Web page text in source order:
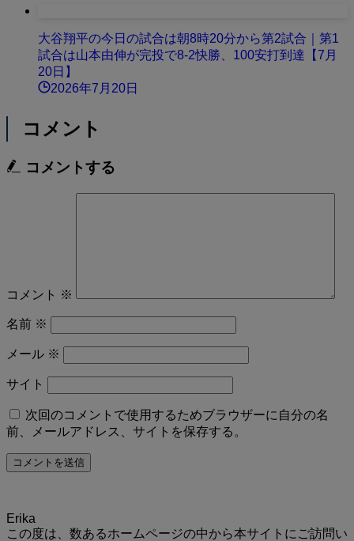
大谷翔平の今日の試合は朝8時20分から第2試合｜第1
試合は山本由伸が完投で8-2快勝、100安打到達【7月
20日】
2026年7月20日
コメント
コメントする
コメント ※
名前 ※
メール ※
サイト
次回のコメントで使用するためブラウザーに自分の名
前、メールアドレス、サイトを保存する。
Erika
この度は、数あるホームページの中から本サイトにご訪問い